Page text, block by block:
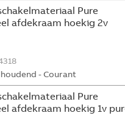
Pure
afdekraam hoekig 2v
- Courant
Pure
afdekraam hoekig 1v